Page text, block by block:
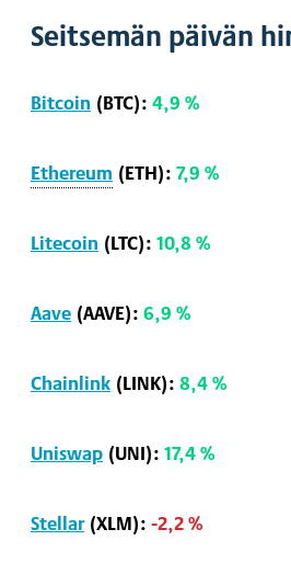
Seitsemän päivän
Bitcoin (BTC):4,9 %
Ethereum (ETH):7,9 %
Litecoin (LTC):10,8 %
Aave (AAVE):6,9 %
Chainlink (LINK):8,4 %
Uniswap (UNI):17,4 %
Stellar (XLM):-2,2 %